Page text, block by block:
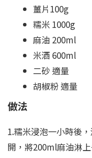
薑片100g
糯米 1000g
麻油 200ml
米酒 600ml
二砂 適量
胡椒粉 適量
做法
1.糯米浸泡一小時後
開，將200ml麻油淋